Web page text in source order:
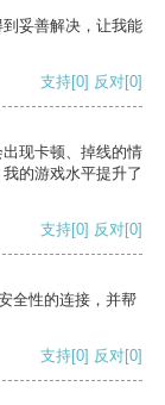
妥善解决，让我能
支持[0] 反对[0]
现卡顿、掉线的情
的游戏水平提升了
支持[0] 反对[0]
全性的连接，并帮
支持[0] 反对[0]